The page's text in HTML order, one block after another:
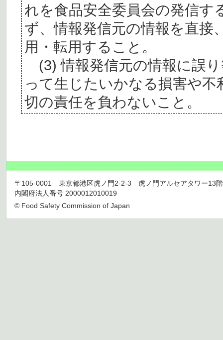
れを食品安全委員会の発信す
ず、情報発信元の情報を直接
用・転用すること。
(3) 情報発信元の情報に誤
って生じたいかなる損害や
切の責任を負わないこと。
〒105-0001 東京都港区虎ノ門2-2-3 虎ノ門アルセアタワー13
内閣府法人番号 2000012010019
© Food Safety Commission of Japan